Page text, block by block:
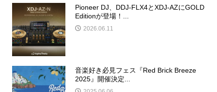
Pioneer DJ、DDJ-FLX4とXDJ-AZにGOLD
Editionが登場！...
2026.06.11
音楽好き必見フェス『Red Brick Breeze
2025』開催決定...